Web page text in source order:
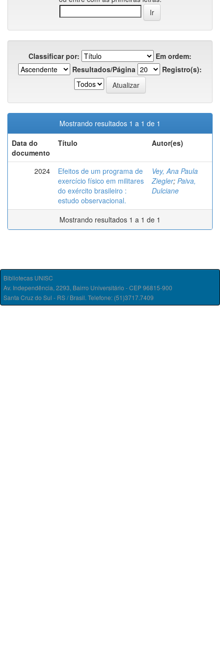
Classificar por:
Em ordem:
Resultados/Página
Registro(s):
Mostrando resultados 1 a 1 de 1
Data do
documento
Título Autor(es)
2024
Efeitos de um programa de
exercício físico em militares
do exército brasileiro :
estudo observacional.
Vey, Ana Paula
Ziegler; Paiva,
Dulciane
Mostrando resultados 1 a 1 de 1
Bibliotecas UNISC
Av. Independência, 2293, Bairro Universitário - CEP 96815-900
Santa Cruz do Sul - RS / Brasil. Telefone: (51)3717.7409